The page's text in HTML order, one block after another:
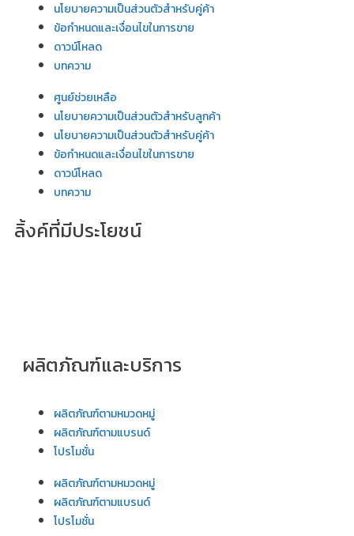
นโยบายความเป็นส่วนตัวสำหรับคู่ค้า
ข้อกำหนดและเงื่อนไขในการขาย
ดาวน์โหลด
บทความ
ศูนย์ช่วยเหลือ
นโยบายความเป็นส่วนตัวสำหรับลูกค้า
นโยบายความเป็นส่วนตัวสำหรับคู่ค้า
ข้อกำหนดและเงื่อนไขในการขาย
ดาวน์โหลด
บทความ
ลิ้งค์ที่มีประโยชน์
ผลิตภัณฑ์และบริการ
ผลิตภัณฑ์ตามหมวดหมู่
ผลิตภัณฑ์ตามแบรนด์
โปรโมชั่น
ผลิตภัณฑ์ตามหมวดหมู่
ผลิตภัณฑ์ตามแบรนด์
โปรโมชั่น